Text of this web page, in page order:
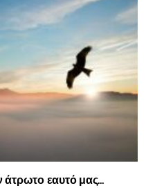
άτρωτο εαυτό μας…